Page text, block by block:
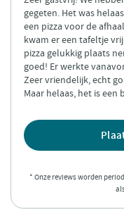
gegeten. Het was
een pizza voor de
kwam er een tafeltje
pizza gelukkig plaats
goed! Er werkte
Zeer vriendelijk, echt
Maar helaas, het is een
* Onze reviews worden